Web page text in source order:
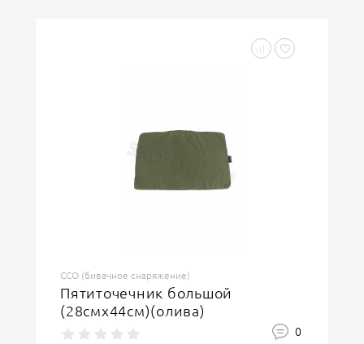
ССО (бивачное снаряжение)
Пятиточечник большой
(28смх44см)(олива)
0